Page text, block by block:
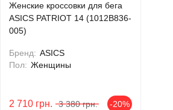
Женские кроссовки для бега
ASICS PATRIOT 14 (1012B836-
005)
Бренд: ASICS
Пол: Женщины
2 710 грн. 3 380 грн. -20%